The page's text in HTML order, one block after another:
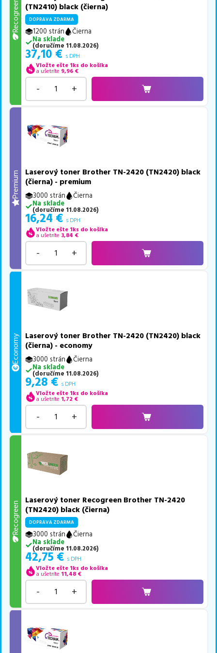
Recogreen (TN2410) black (čierna)
DOPRAVA ZDARMA
1200 strán
Čierna
Na sklade
(doručíme 11.08.2026)
37,10 € s DPH
Vložte ešte 1ks do košíka
a ušetríte 9,96 €
- +
Premium
Laserový toner Brother TN-2420 (TN2420) black
(čierna) - premium
3000 strán
Čierna
Na sklade
(doručíme 11.08.2026)
16,24 € s DPH
Vložte ešte 1ks do košíka
a ušetríte 3,84 €
- +
Economy
Laserový toner Brother TN-2420 (TN2420) black
(čierna) - economy
3000 strán
Čierna
Na sklade
(doručíme 11.08.2026)
9,28 € s DPH
Vložte ešte 1ks do košíka
a ušetríte 1,72 €
- +
Recogreen
Laserový toner Recogreen Brother TN-2420
(TN2420) black (čierna)
DOPRAVA ZDARMA
3000 strán
Čierna
Na sklade
(doručíme 11.08.2026)
42,75 € s DPH
Vložte ešte 1ks do košíka
a ušetríte 11,48 €
- +